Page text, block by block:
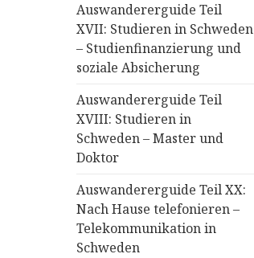
Auswandererguide Teil
XVII: Studieren in Schweden
– Studienfinanzierung und
soziale Absicherung
Auswandererguide Teil
XVIII: Studieren in
Schweden – Master und
Doktor
Auswandererguide Teil XX:
Nach Hause telefonieren –
Telekommunikation in
Schweden